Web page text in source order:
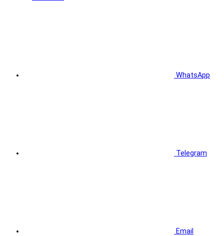
WhatsApp
Telegram
Email